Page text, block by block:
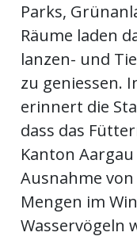
Parks,
Räume laden
lanzen- und
zu geniessen.
erinnert die
dass das
Kanton
Ausnahme
Mengen im
Wasservögeln